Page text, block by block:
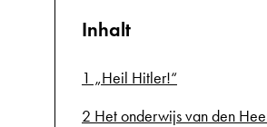
Inhalt
1 „Heil Hitler!“
2 Het onderwijs van den